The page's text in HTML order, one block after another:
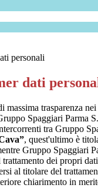
personali
dati
massima trasparenza
Spaggiari Parma
tra Gruppo
, quest'ultimo è
Gruppo Spaggiari
dei propri
al titolare del
chiarimento in